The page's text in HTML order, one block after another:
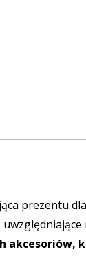
prezentu
akcesoriów,